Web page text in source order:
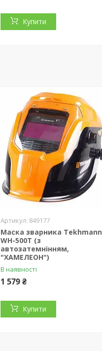
Купити
849177
Маска зварника Tekhmann
WH-500Т (з
автозатемнінням,
"ХAMЕЛЕОН")
В наявності
1 579 ₴
Купити